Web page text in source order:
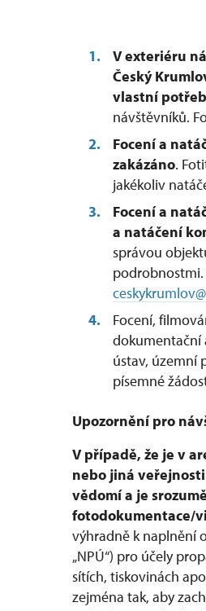
Vexteriéru
Český
vlastní
návštěvníků.
Focení a
zakázáno.
jakékoliv
Focení a
a natáčení
správou
Focení,
dokumentační
ústav, územní
písemné
Upozornění pro
V případě, že je v
nebo jiná
vědomí a je
fotodokumentace/
výhradně k naplnění
„NPÚ“) pro účely
sítích, tiskovinách
zejména tak, aby